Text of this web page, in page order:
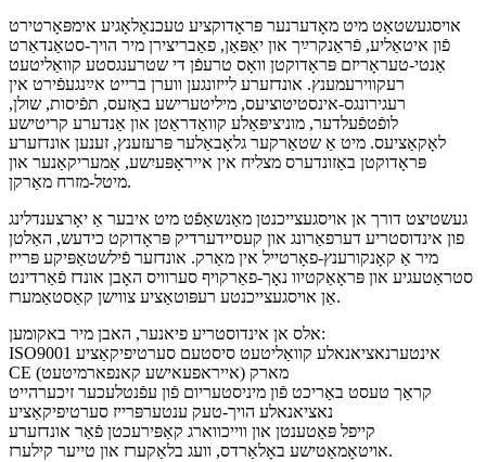
אויסגעשטאַט מיט מאָדערנער פּראָדוקציע טעכנאָלאָגיע אימפּאָרטירט
פֿון איטאַליע, פֿראַנקרײַך און יאַפּאַן, פאַבריצירן מיר הויך-סטאַנדאַרט
אַנטי-טעראָריזם פּראָדוקטן וואָס טרעפֿן די שטרענגסטע קוואַליטעט
רעקווירעמענץ. אונדזערע לייזונגען ווערן ברייט אײַנגעפֿירט אין
רעגירונגס-אינסטיטוציעס, מיליטערישע באַזעס, תפֿיסות, שולן,
לופֿטפֿעלדער, מוניציפּאַלע קוואַדראַטן און אַנדערע קריטישע
לאָקאַציעס. מיט אַ שטאַרקער גלאָבאַלער פּרעזענץ, זענען אונדזערע
פּראָדוקטן באַזונדערס מצליח אין אייראָפּעיִשע, אַמעריקאַנער און
מיטל-מזרח מאַרקן.
געשטיצט דורך אן אויסגעצייכנטן מאַנשאַפֿט מיט איבער אַ יאָרצענדלינג
פון אינדוסטריע דערפאַרונג און קעסיידערדיק פּראָדוקט כידעש, האַלטן
מיר אַ קאָנקורענץ-פאָרטייל אין מאַרק. אונדזער פֿילשטאַפּיקע פּרייז
סטראַטעגיע און פּראָאַקטיוו נאָך-פאַרקויף סערוויס האָבן אונדז פֿאַרדינט
אַן אויסגעצייכנטע רעפּוטאַציע צווישן קאַסטאַמערז.
אלס אן אינדוסטריע פיאנער, האבן מיר באקומען:
ISO9001 אינטערנאציאנאלע קוואַליטעט סיסטעם סערטיפיקאַציע
CE מארק (אייראפעאישע קאנפארמיטעט)
קראַך טעסט באַריכט פֿון מיניסטעריום פֿון עפֿנטלעכער זיכערהייט
נאציאנאלע הויך-טעק ענטערפּרייז סערטיפיקאַציע
קייפל פּאַטענטן און ווייכווארג קאַפּירעכטן פֿאַר אונדזערע
אויטאָמאַטישע באָלאַרדס, וועג בלאַקערז און טייער קילערז.